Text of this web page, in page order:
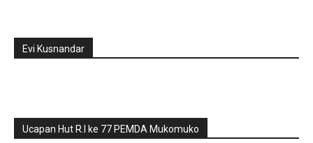
Evi Kusnandar
Ucapan Hut R.I ke 77 PEMDA Mukomuko